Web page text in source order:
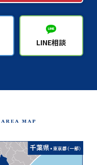
LINE相談